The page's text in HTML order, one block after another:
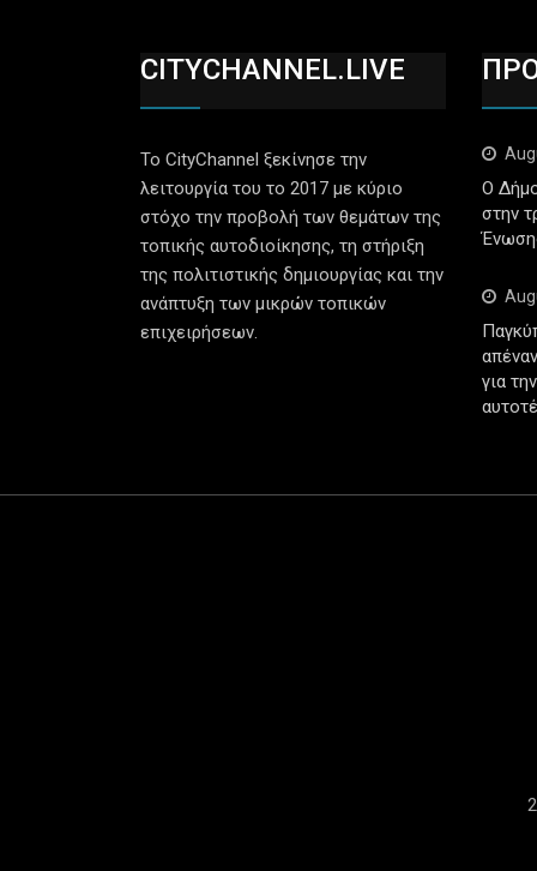
CITYCHANNEL.LIVE
Το CityChannel ξεκίνησε την
λειτουργία του το 2017 με κύριο
στόχο την προβολή των θεμάτων της
τοπικής αυτοδιοίκησης, τη στήριξη
της πολιτιστικής δημιουργίας και την
ανάπτυξη των μικρών τοπικών
επιχειρήσεων.
Ο
στην
για